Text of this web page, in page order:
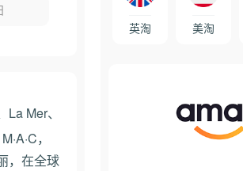
Mer、
，
，在全球
英淘 美淘